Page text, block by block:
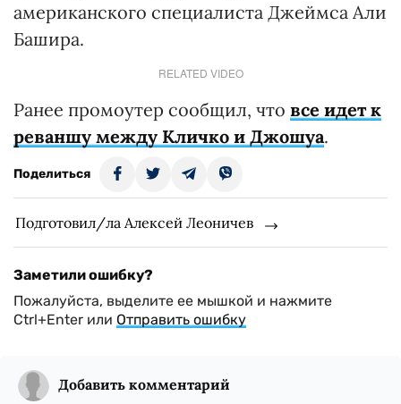
американского специалиста Джеймса Али
Башира.
RELATED VIDEO
Ранее промоутер сообщил, что все идет к
реваншу между Кличко и Джошуа.
Поделиться
Подготовил/ла Алексей Леоничев
Заметили ошибку?
Пожалуйста, выделите ее мышкой и нажмите
Ctrl+Enter или Отправить ошибку
Добавить комментарий